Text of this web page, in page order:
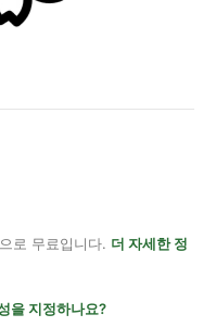
로 무료입니다. 더 자세한 정
을 지정하나요?